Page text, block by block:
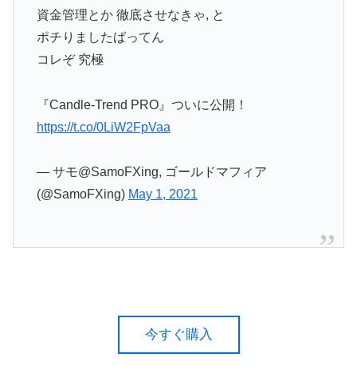
資金管理とか 徹底させなきゃ, と
ポチりましたばってん
コレぞ 究極
『Candle-Trend PRO』ついに公開！
https://t.co/0LiW2FpVaa
— サモ@SamoFXing, ゴールドマフィア
(@SamoFXing) May 1, 2021
今すぐ購入